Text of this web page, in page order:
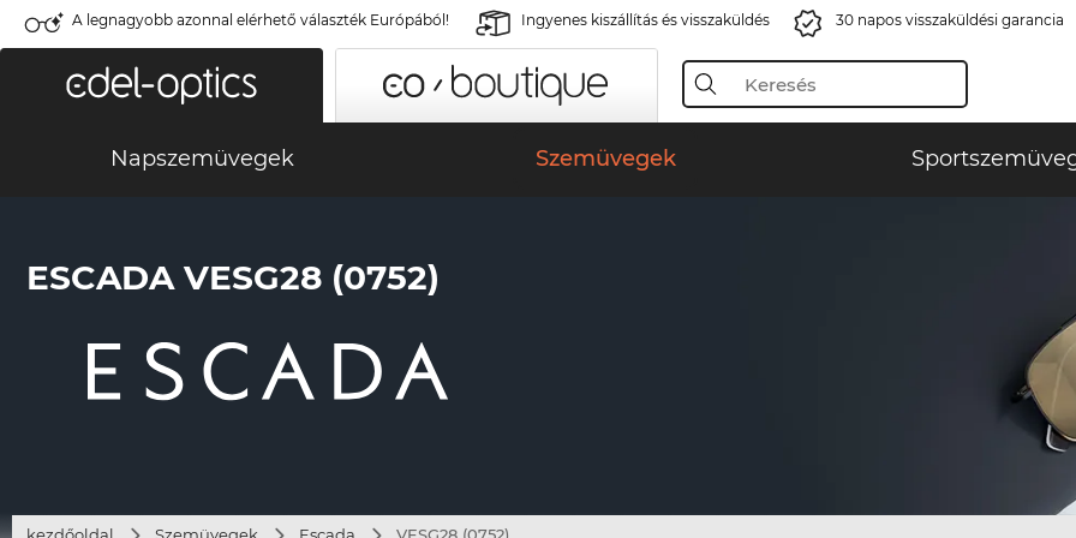
A legnagyobb azonnal elérhető választék Európából! Ingyenes kiszállítás és visszaküldés 30 napos visszaküldési garancia
Napszemüvegek Szemüvegek
ESCADA VESG28 (0752)